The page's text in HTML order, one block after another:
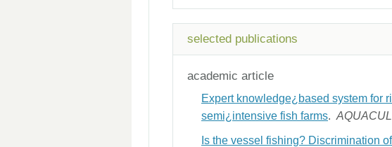
selected publications
academic article
Expert knowledge¿based system for
semi¿intensive fish farms.
Is the vessel fishing? Discrimination